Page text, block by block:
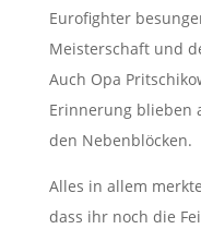
Eurofighter
Meisterschaft und
Auch Opa
Erinnerung blieben
den Nebenblöcken.
Alles in allem
dass ihr noch die